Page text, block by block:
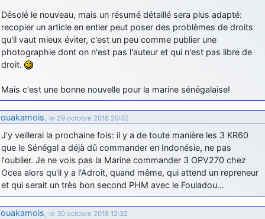
Désolé le nouveau, mais un résumé détaillé sera plus adapté:
recopier un article en entier peut poser des problèmes de droits
qu'il vaut mieux éviter, c'est un peu comme publier une
photographie dont on n'est pas l'auteur et qui n'est pas libre de
droit.
Mais c'est une bonne nouvelle pour la marine sénégalaise!
ouakamois, le 29 octobre 2018 20:32
J'y veillerai la prochaine fois: il y a de toute manière les 3 KR60
que le Sénégal a déjà dû commander en Indonésie, ne pas
l'oublier. Je ne vois pas la Marine commander 3 OPV270 chez
Ocea alors qu'il y a l'Adroit, quand même, qui attend un repreneur
et qui serait un très bon second PHM avec le Fouladou…
ouakamois, le 30 octobre 2018 12:32